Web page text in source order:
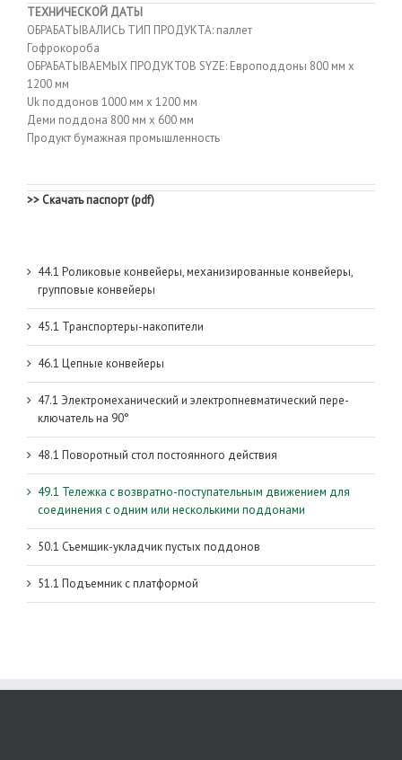
ТЕХНИЧЕСКОЙ ДАТЫ
ОБРАБАТЫВАЛИСЬ ТИП ПРОДУКТА: паллет
Гофрокороба
ОБРАБАТЫВАЕМЫХ ПРОДУКТОВ SYZE: Европоддоны 800 мм х
1200 мм
Uk поддонов 1000 мм х 1200 мм
Деми поддона 800 мм х 600 мм
Продукт бумажная промышленность
>> Скачать паспорт (pdf)
44.1 Роликовые конвейеры, механизированные конвейеры,
групповые конвейеры
45.1 Транспортеры-накопители
46.1 Цепные конвейеры
47.1 Электромеханический и электропневматический пере-
ключатель на 90°
48.1 Поворотный стол постоянного действия
49.1 Тележка с возвратно-поступательным движением для
соединения с одним или несколькими поддонами
50.1 Съемщик-укладчик пустых поддонов
51.1 Подъемник с платформой